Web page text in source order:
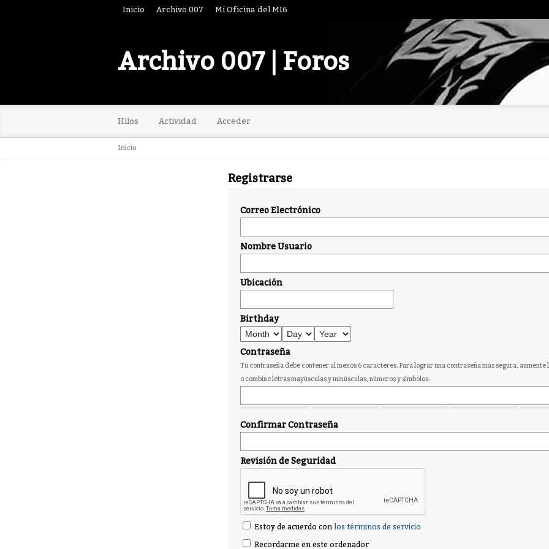
Inicio Archivo 007 Mi Oficina del MI6
Archivo 007 | Foros
Hilos Actividad Acceder
Inicio
Registrarse
Correo Electrónico
Nombre Usuario
Ubicación
Birthday
Contraseña
Tu contraseña debe contener al menos 6 caracteres. Para lograr una contraseña más segura, aumente
o combine letras mayúsculas y minúsculas, números y símbolos.
Confirmar Contraseña
Revisión de Seguridad
Estoy de acuerdo con los términos de servicio
Recordarme en este ordenador